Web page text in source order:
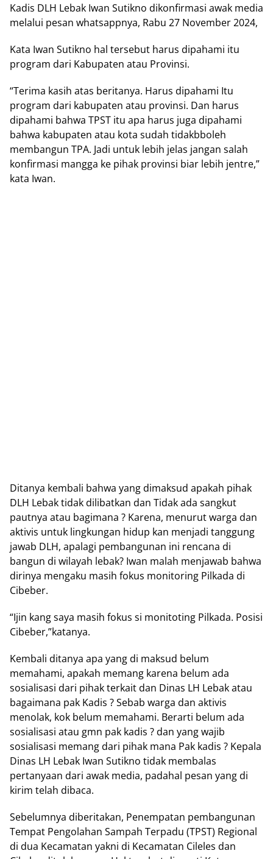
Kadis DLH Lebak Iwan Sutikno dikonfirmasi awak media
melalui pesan whatsappnya, Rabu 27 November 2024,
Kata Iwan Sutikno hal tersebut harus dipahami itu
program dari Kabupaten atau Provinsi.
“Terima kasih atas beritanya. Harus dipahami Itu
program dari kabupaten atau provinsi. Dan harus
dipahami bahwa TPST itu apa harus juga dipahami
bahwa kabupaten atau kota sudah tidakbboleh
membangun TPA. Jadi untuk lebih jelas jangan salah
konfirmasi mangga ke pihak provinsi biar lebih jentre,”
kata Iwan.
Ditanya kembali bahwa yang dimaksud apakah pihak
DLH Lebak tidak dilibatkan dan Tidak ada sangkut
pautnya atau bagimana ? Karena, menurut warga dan
aktivis untuk lingkungan hidup kan menjadi tanggung
jawab DLH, apalagi pembangunan ini rencana di
bangun di wilayah lebak? Iwan malah menjawab bahwa
dirinya mengaku masih fokus monitoring Pilkada di
Cibeber.
“Ijin kang saya masih fokus si monitoting Pilkada. Posisi
Cibeber,”katanya.
Kembali ditanya apa yang di maksud belum
memahami, apakah memang karena belum ada
sosialisasi dari pihak terkait dan Dinas LH Lebak atau
bagaimana pak Kadis ? Sebab warga dan aktivis
menolak, kok belum memahami. Berarti belum ada
sosialisasi atau gmn pak kadis ? dan yang wajib
sosialisasi memang dari pihak mana Pak kadis ? Kepala
Dinas LH Lebak Iwan Sutikno tidak membalas
pertanyaan dari awak media, padahal pesan yang di
kirim telah dibaca.
Sebelumnya diberitakan, Penempatan pembangunan
Tempat Pengolahan Sampah Terpadu (TPST) Regional
di dua Kecamatan yakni di Kecamatan Cileles dan